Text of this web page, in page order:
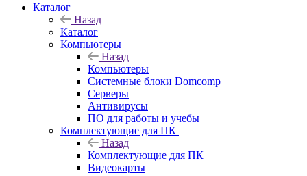
Каталог
Назад
Каталог
Компьютеры
Назад
Компьютеры
Системные блоки Domcomp
Серверы
Антивирусы
ПО для работы и учебы
Комплектующие для ПК
Назад
Комплектующие для ПК
Видеокарты